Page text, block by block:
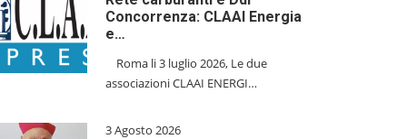
Concorrenza: CLAAI Energia
e…
​Roma li 3 luglio 2026, Le due
associazioni CLAAI ENERGI…
3 Agosto 2026